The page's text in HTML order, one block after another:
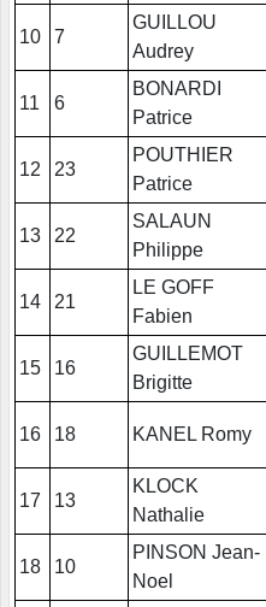
10 7
GUILLOU
Audrey
11 6
BONARDI
Patrice
12 23
POUTHIER
Patrice
13 22
SALAUN
Philippe
14 21
LE GOFF
Fabien
15 16
GUILLEMOT
Brigitte
16 18 KANEL Romy
17 13
KLOCK
Nathalie
18 10
PINSON Jean-
Noel